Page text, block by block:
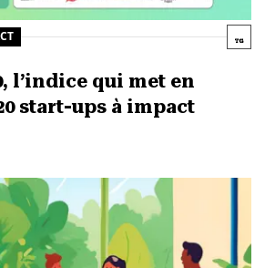
l’indice qui met en
start-ups à impact